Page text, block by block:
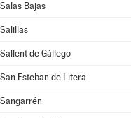
Salas Bajas
Salillas
Sallent de Gállego
San Esteban de Litera
Sangarrén